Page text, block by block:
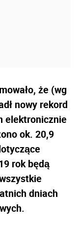
że (wg
nowy rekord
elektronicznie
ok. 20,9
rok będą
dniach